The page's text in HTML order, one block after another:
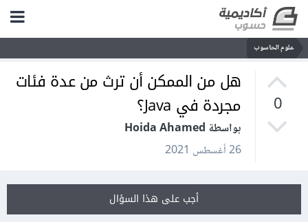
علوم الحاسوب
0
هل من الممكن أن ترث من عدة فئات
مجردة في Java؟
بواسطة Hoida Ahamed
26 أغسطس 2021
أجب على هذا السؤال